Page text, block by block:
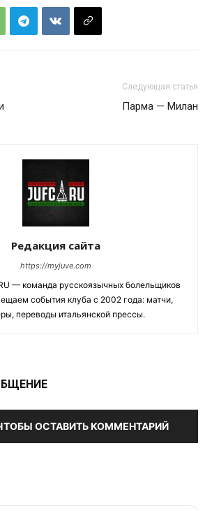
Следующая статья
Парма — Милан
Редакция сайта
https://myjuve.com
— команда русскоязычных болельщиков
события клуба с 2002 года: матчи,
переводы итальянской прессы.
ОСТАВИТЬ КОММЕНТАРИЙ